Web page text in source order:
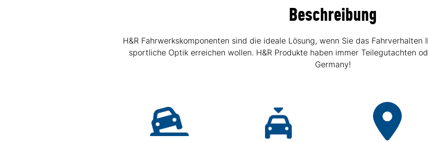
Beschreibung
H&R Fahrwerkskomponenten sind die ideale Lösung, wenn Sie das
sportliche Optik erreichen wollen. H&R Produkte haben immer Teilegutachten
Germany!